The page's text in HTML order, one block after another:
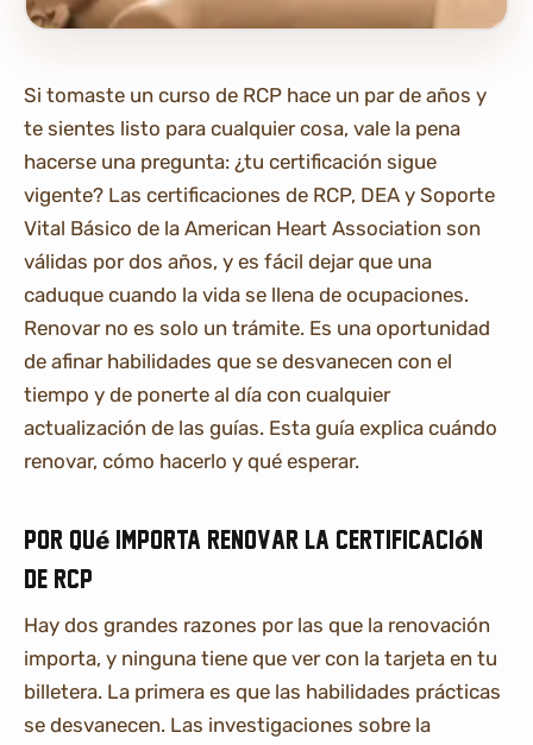
Si tomaste un curso de RCP hace un par de años y
te sientes listo para cualquier cosa, vale la pena
hacerse una pregunta: ¿tu certificación sigue
vigente? Las certificaciones de RCP, DEA y Soporte
Vital Básico de la American Heart Association son
válidas por dos años, y es fácil dejar que una
caduque cuando la vida se llena de ocupaciones.
Renovar no es solo un trámite. Es una oportunidad
de afinar habilidades que se desvanecen con el
tiempo y de ponerte al día con cualquier
actualización de las guías. Esta guía explica cuándo
renovar, cómo hacerlo y qué esperar.
Por qué importa renovar la certificación
de RCP
Hay dos grandes razones por las que la renovación
importa, y ninguna tiene que ver con la tarjeta en tu
billetera. La primera es que las habilidades prácticas
se desvanecen. Las investigaciones sobre la